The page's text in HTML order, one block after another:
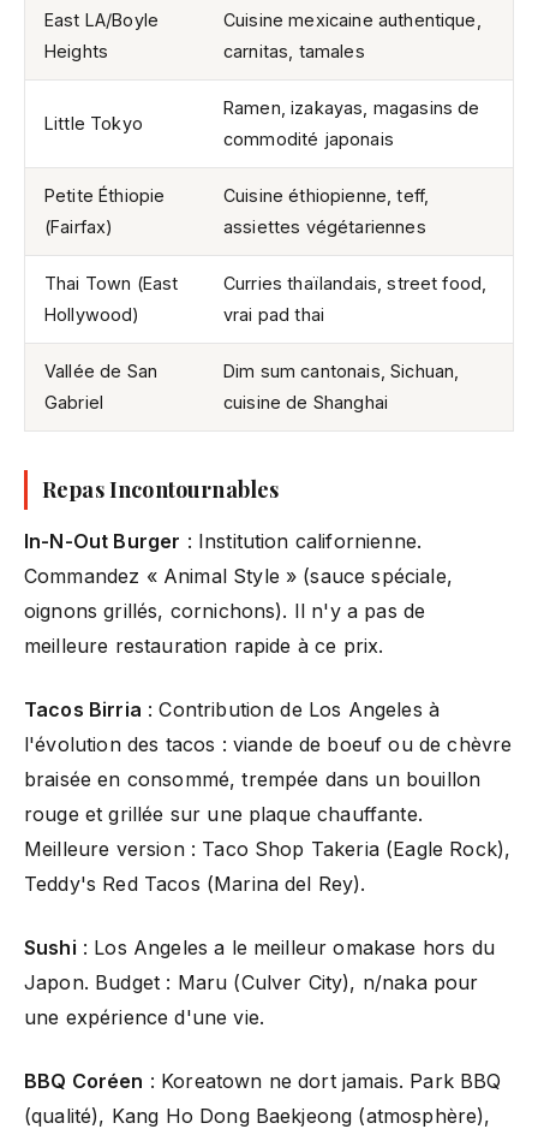
East LA/Boyle
Heights
Cuisine mexicaine authentique,
carnitas, tamales
Little Tokyo
Ramen, izakayas, magasins de
commodité japonais
Petite Éthiopie
(Fairfax)
Cuisine éthiopienne, teff,
assiettes végétariennes
Thai Town (East
Hollywood)
Curries thaïlandais, street food,
vrai pad thai
Vallée de San
Gabriel
Dim sum cantonais, Sichuan,
cuisine de Shanghai
Repas Incontournables
In-N-Out Burger : Institution californienne.
Commandez « Animal Style » (sauce spéciale,
oignons grillés, cornichons). Il n'y a pas de
meilleure restauration rapide à ce prix.
Tacos Birria : Contribution de Los Angeles à
l'évolution des tacos : viande de boeuf ou de chèvre
braisée en consommé, trempée dans un bouillon
rouge et grillée sur une plaque chauffante.
Meilleure version : Taco Shop Takeria (Eagle Rock),
Teddy's Red Tacos (Marina del Rey).
Sushi : Los Angeles a le meilleur omakase hors du
Japon. Budget : Maru (Culver City), n/naka pour
une expérience d'une vie.
BBQ Coréen : Koreatown ne dort jamais. Park BBQ
(qualité), Kang Ho Dong Baekjeong (atmosphère),